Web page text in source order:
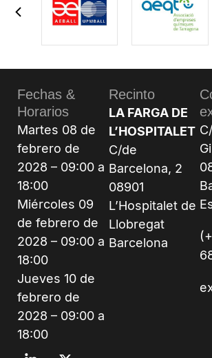
Fechas &
Horarios
Martes 08 de
febrero de
2028 – 09:00 a
18:00
Miércoles 09
de febrero de
2028 – 09:00 a
18:00
Jueves 10 de
febrero de
2028 – 09:00 a
18:00
Recinto
LA FARGA DE
L’HOSPITALET
C/de
Barcelona, 2
08901
L’Hospitalet de
Llobregat
Barcelona